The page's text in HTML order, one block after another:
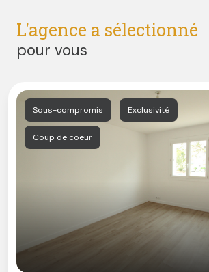
L'agence a sélectionné
pour vous
Sous-compromis Exclusivité
Coup de coeur